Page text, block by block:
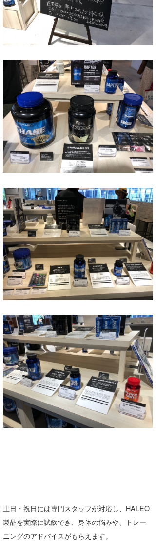
土日・祝日には専門スタッフが対応し、HALEO
製品を実際に試飲でき、身体の悩みや、トレー
ニングのアドバイスがもらえます。